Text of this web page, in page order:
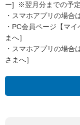
ー] ※翌月分までの予
・スマホアプリの場合
・PC会員ページ【マ
まへ］
・スマホアプリの場合
さまへ］